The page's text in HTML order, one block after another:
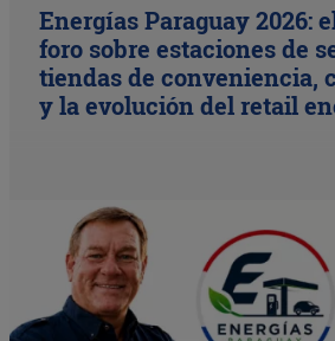
Energías Paraguay 2026:
foro sobre estaciones de
tiendas de conveniencia,
y la evolución del retail